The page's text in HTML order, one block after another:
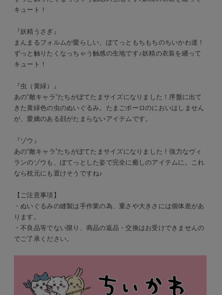
キュート！
『妖精うさぎ』
まんまるフォルムが愛らしい、ぽてっともちもちのちいかわ達！
ずっと触りたくなっちゃう触感の生地です♪妖精の衣装を纏って
キュート！
『虫（黄緑）』
あの“敵キャラ”たちがぽてたまサイズになりました！序盤に出て
きた黄緑色の虫のぬいぐるみ。たまごボーロのにおいはしません
が、愛嬌のある顔がたまらないアイテムです。
『ゾウ』
あの“敵キャラ”たちがぽてたまサイズになりました！強力なヴィ
ランのゾウも、ぽてっとした姿で完全に癒しのアイテムに。これ
なら枕元にも置けそうですね♪
【ご注意事項】
・ぬいぐるみの縫製は手作業の為、重さや大きさには個体差があ
ります。
・不良品等でない限り、商品の返品・交換はお受けできませんの
でご了承ください。